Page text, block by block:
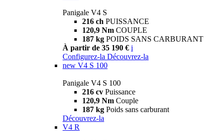
Panigale V4 S
216 ch PUISSANCE
120,9 Nm COUPLE
187 kg POIDS SANS CARBURANT
À partir de 35 190 € i
Configurez-la Découvrez-la
new V4 S 100
Panigale V4 S 100
216 cv Puissance
120,9 Nm Couple
187 kg Poids sans carburant
Découvrez-la
V4 R